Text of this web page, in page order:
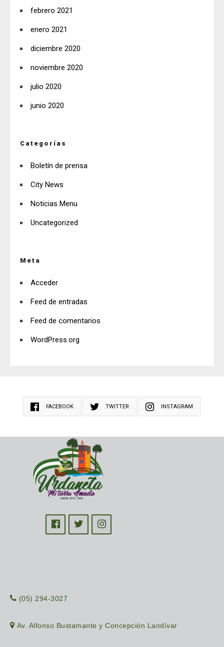
febrero 2021
enero 2021
diciembre 2020
noviembre 2020
julio 2020
junio 2020
Categorías
Boletín de prensa
City News
Noticias Menu
Uncategorized
Meta
Acceder
Feed de entradas
Feed de comentarios
WordPress.org
FACEBOOK TWITTER INSTAGRAM
(05) 294-3027
Av. Alfonso Bustamante y Concepción Landívar